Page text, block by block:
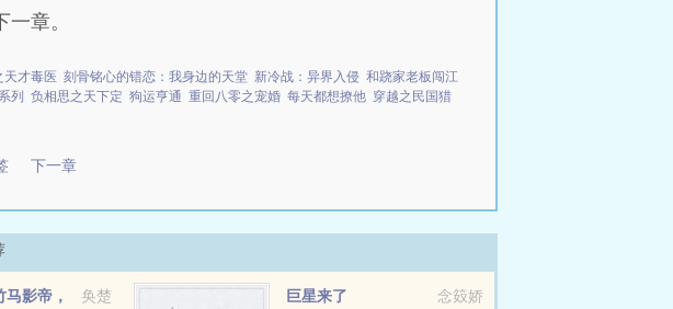
章。
天才毒医 刻骨铭心的错恋：我身边的天堂 新冷战：异界入侵 和跷家老板闯江
列 负相思之天下定 狗运亨通 重回八零之宠婚 每天都想撩他 穿越之民国猎
下一章
奂楚
影帝， 念笯娇
巨星来了